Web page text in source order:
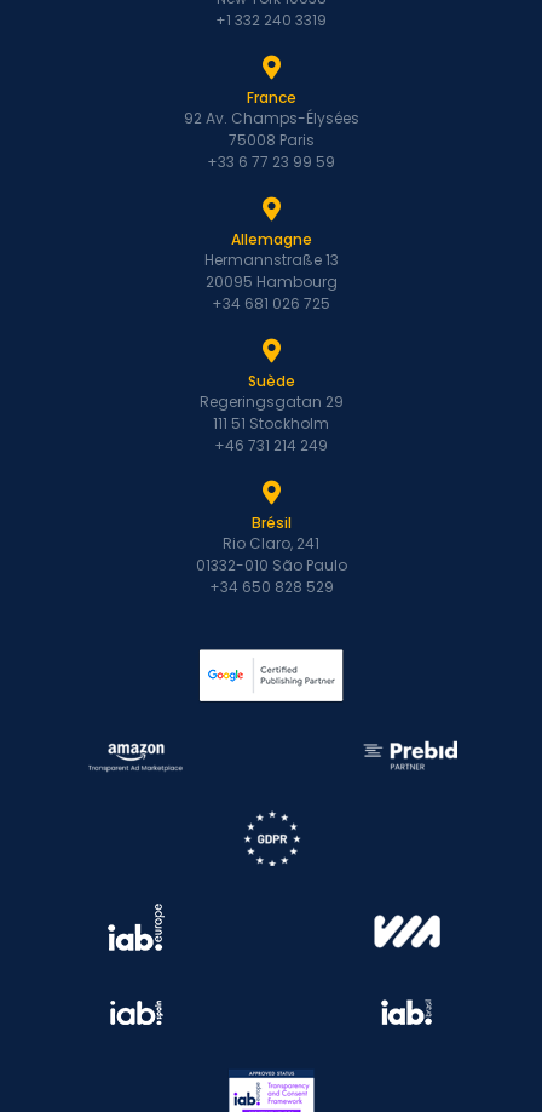
+1 332 240 3319
France
92 Av. Champs-Élysées
75008 Paris
+33 6 77 23 99 59
Allemagne
Hermannstraße 13
20095 Hambourg
+34 681 026 725
Suède
Regeringsgatan 29
111 51 Stockholm
+46 731 214 249
Brésil
Rio Claro, 241
01332-010 São Paulo
+34 650 828 529